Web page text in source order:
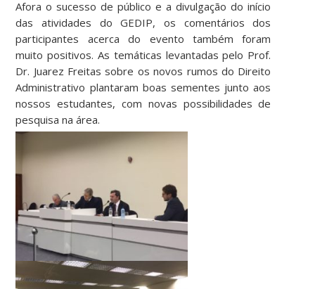
Afora o sucesso de público e a divulgação do início
das atividades do GEDIP, os comentários dos
participantes acerca do evento também foram
muito positivos. As temáticas levantadas pelo Prof.
Dr. Juarez Freitas sobre os novos rumos do Direito
Administrativo plantaram boas sementes junto aos
nossos estudantes, com novas possibilidades de
pesquisa na área.